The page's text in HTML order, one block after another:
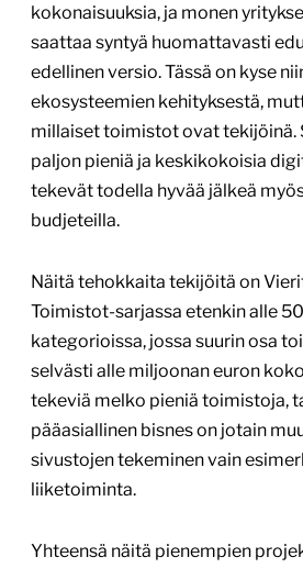
kokonaisuuksia, ja monen
saattaa syntyä huomattavasti
edellinen versio. Tässä on kyse
ekosysteemien kehityksestä,
millaiset toimistot ovat tekijöinä.
paljon pieniä ja keskikokoisia
tekevät todella hyvää jälkeä
budjeteilla.
Näitä tehokkaita tekijöitä on
Toimistot-sarjassa etenkin alle
kategorioissa, jossa suurin osa
selvästi alle miljoonan euron
tekeviä melko pieniä toimistoja,
pääasiallinen bisnes on jotain
sivustojen tekeminen vain
liiketoiminta.
Yhteensä näitä pienempien